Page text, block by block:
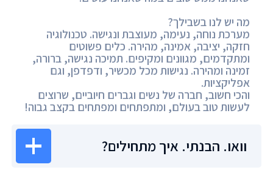
מה יש לנו בשבילך?
מערכת נוחה, נעימה, מעוצבת ונגישה. טכנולוגיה
חזקה, יציבה, אמינה, מהירה. כלים פשוטים
ומתקדמים, מגוונים ומקיפים. תמיכה נגישה, ברורה,
זמינה ומהירה. נגישות מכל מכשיר, ודפדפן, וגם
אפליקציות.
והכי חשוב, חברה של נשים וגברים חיוביים, שרוצים
לעשות טוב בעולם, ומתפתחים ומפתחים בקצב גבוה!
וואו. הבנתי. איך מתחילים?